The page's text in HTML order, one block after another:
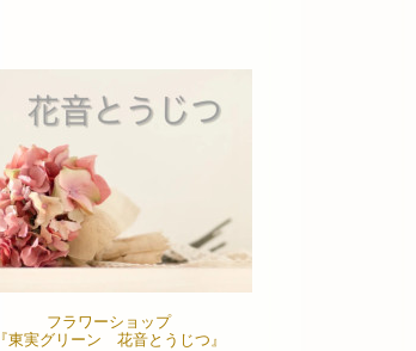
フラワーショップ
『東実グリーン 花音とうじつ』